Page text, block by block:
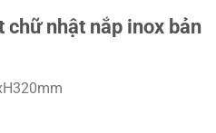
nhật nắp inox bản